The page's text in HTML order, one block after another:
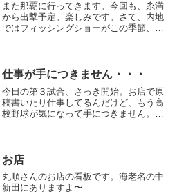
また那覇に行ってきます。今回も、糸満
から出撃予定。楽しみです。さて、内地
ではフィッシングショーがこの季節、行
ら興味深いところですね。...
仕事が手につきません・・・
今日の第３試合、さっき開始。お店で原
稿書いたり仕事してるんだけど、もう高
校野球が気になって手につきません。Ｙ
然進みません・・・。いか...
お店
丸順さんのお店の看板です。海老名の中
新田にありますよ〜